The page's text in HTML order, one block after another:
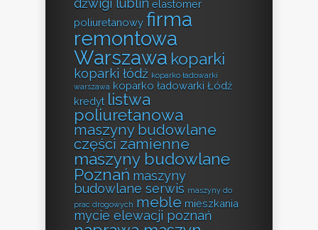
dźwigi lublin elastomer
poliuretanowy firma
remontowa
Warszawa koparki
koparki łódź koparko ładowarki
warszawa koparko ładowarki Łódź
kredyt listwa
poliuretanowa
maszyny budowlane
części zamienne
maszyny budowlane
Poznań maszyny
budowlane serwis maszyny do
prac drogowych meble mieszkania
mycie elewacji poznań